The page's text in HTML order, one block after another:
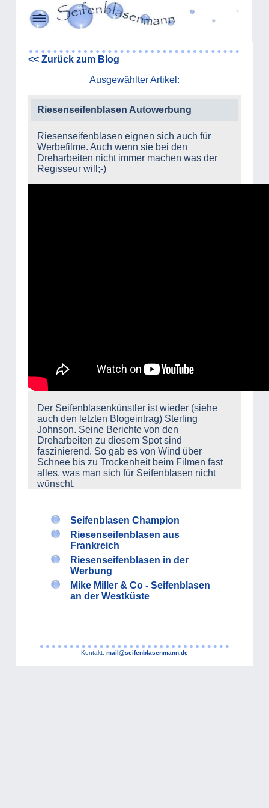
<< Zurück zum Blog
Ausgewählter Artikel:
Riesenseifenblasen Autowerbung
Riesenseifenblasen eignen sich auch für
Werbefilme. Auch wenn sie bei den
Dreharbeiten nicht immer machen was der
Regisseur will;-)
Der Seifenblasenkünstler ist wieder (siehe
auch den letzten Blogeintrag) Sterling
Johnson. Seine Berichte von den
Dreharbeiten zu diesem Spot sind
faszinierend. So gab es von Wind über
Schnee bis zu Trockenheit beim Filmen fast
alles, was man sich für Seifenblasen nicht
wünscht.
Seifenblasen Champion
Riesenseifenblasen aus
Frankreich
Riesenseifenblasen in der
Werbung
Mike Miller & Co - Seifenblasen
an der Westküste
Kontakt: mail@seifenblasenmann.de